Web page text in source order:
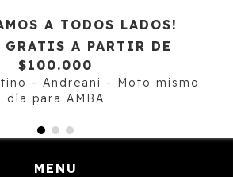
A TODOS LADOS!
GRATIS A PARTIR DE
$100.000
- Andreani - Moto mismo
día para AMBA
MENU